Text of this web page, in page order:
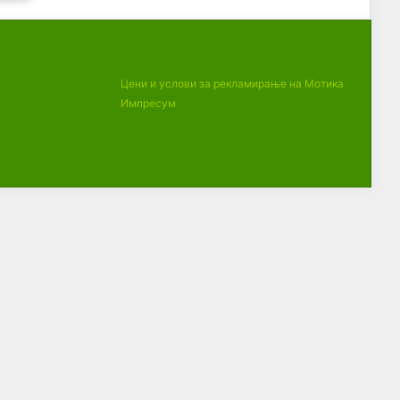
Цени и услови за рекламирање на Мотика
Импресум